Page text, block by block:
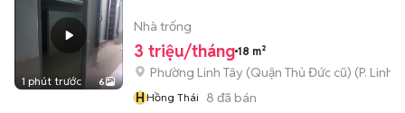
1 phút trước 6
Nhà trống
3 triệu/tháng 18 m²
Phường Linh Tây (Quận Thủ Đức cũ) (P. Linh
HHồng Thái 8 đã bán